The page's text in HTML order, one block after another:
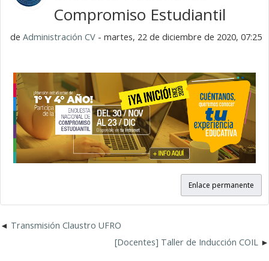
Compromiso Estudiantil
de Administración CV - martes, 22 de diciembre de 2020, 07:25
Enlace permanente
Transmisión Claustro UFRO
[Docentes] Taller de Inducción COIL